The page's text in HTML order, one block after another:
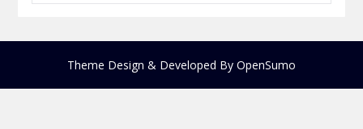
Theme Design & Developed By OpenSumo